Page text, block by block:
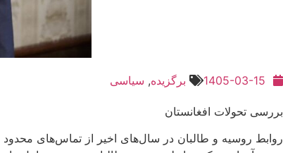
1405-03-15 برگزیده, سیاسی
بررسی تحولات افغانستان
روابط روسیه و طالبان در سال‌های اخیر از تماس‌های